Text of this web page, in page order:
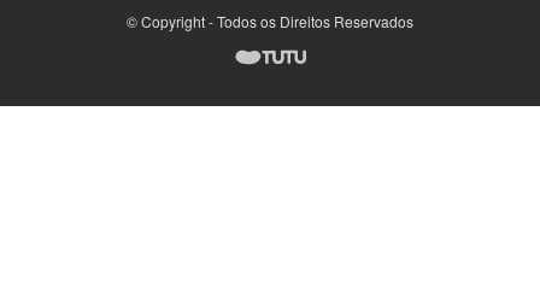
© Copyright - Todos os Direitos Reservados